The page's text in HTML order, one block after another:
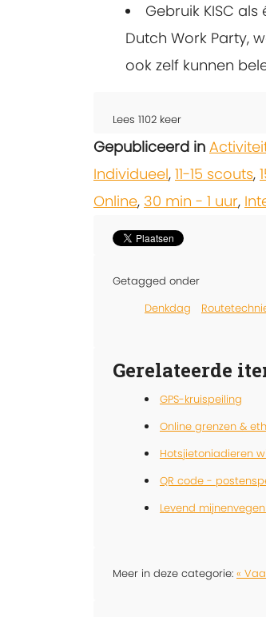
Gebruik KISC
Dutch Work Party,
ook zelf kunnen
Lees 1102 keer
Gepubliceerd in
Individueel, 11-15 scouts,
Online, 30 min - 1 uur,
Getagged onder
Denkdag
Gerelateerde
GPS-kruispeiling
Online grenzen &
Hotsjietoniadieren
QR code -
Levend
Meer in deze categorie: «